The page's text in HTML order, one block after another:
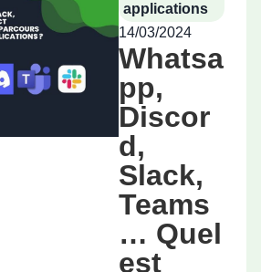
applications
14/03/2024
Whatsa
pp,
Discor
d,
Slack,
Teams
… Quel
est